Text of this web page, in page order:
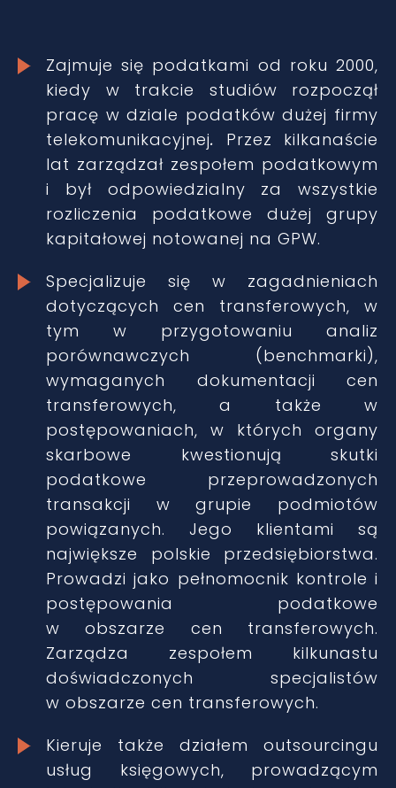
Zajmuje się podatkami od roku 2000,
kiedy w trakcie studiów rozpoczął
pracę w dziale podatków dużej firmy
telekomunikacyjnej.
Przez kilkanaście
lat zarządzał zespołem podatkowym
i był odpowiedzialny za wszystkie
rozliczenia podatkowe dużej grupy
kapitałowej notowanej na GPW.
Specjalizuje się w zagadnieniach
dotyczących cen transferowych, w
tym w przygotowaniu analiz
porównawczych (benchmarki),
wymaganych dokumentacji cen
transferowych, a także w
postępowaniach, w których organy
skarbowe kwestionują skutki
podatkowe przeprowadzonych
transakcji w grupie podmiotów
powiązanych. Jego klientami są
największe polskie przedsiębiorstwa.
Prowadzi jako pełnomocnik kontrole i
postępowania podatkowe
w obszarze cen transferowych.
Zarządza zespołem kilkunastu
doświadczonych specjalistów
w obszarze cen transferowych.
Kieruje także działem outsourcingu
usług księgowych, prowadzącym